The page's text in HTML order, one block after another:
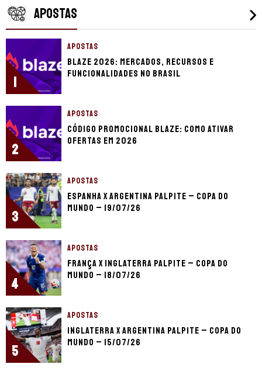
APOSTAS
1
APOSTAS
Blaze 2026: mercados, recursos e
funcionalidades no Brasil
2
APOSTAS
Código promocional Blaze: como ativar
ofertas em 2026
3
APOSTAS
Espanha x Argentina palpite – Copa do
Mundo – 19/07/26
4
APOSTAS
França x Inglaterra palpite – Copa do
Mundo – 18/07/26
5
APOSTAS
Inglaterra x Argentina palpite – Copa do
Mundo – 15/07/26